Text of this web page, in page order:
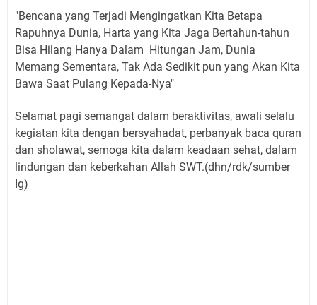
"Bencana yang Terjadi Mengingatkan Kita Betapa
Rapuhnya Dunia, Harta yang Kita Jaga Bertahun-tahun
Bisa Hilang Hanya Dalam Hitungan Jam, Dunia
Memang Sementara, Tak Ada Sedikit pun yang Akan Kita
Bawa Saat Pulang Kepada-Nya"
Selamat pagi semangat dalam beraktivitas, awali selalu
kegiatan kita dengan bersyahadat, perbanyak baca quran
dan sholawat, semoga kita dalam keadaan sehat, dalam
lindungan dan keberkahan Allah SWT.(dhn/rdk/sumber
Ig)